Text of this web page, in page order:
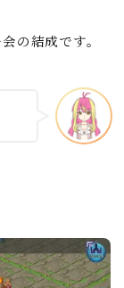
の結成です。